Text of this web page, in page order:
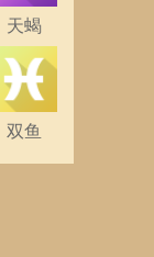
天蝎
双鱼